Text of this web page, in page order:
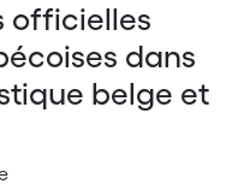
officielles
dans
belge et